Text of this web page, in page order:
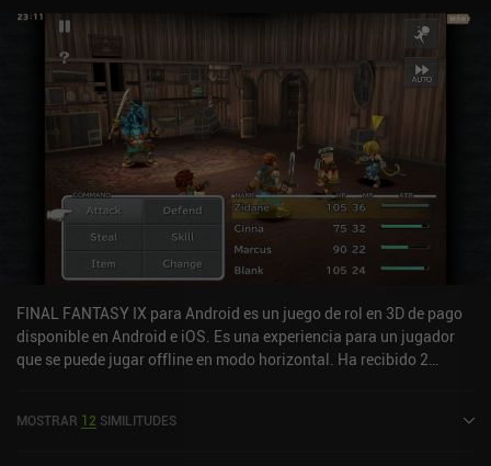
FINAL FANTASY IX para Android es un juego de rol en 3D de pago
disponible en Android e iOS. Es una experiencia para un jugador
que se puede jugar offline en modo horizontal. Ha recibido 2
valoración actual de 4,2 sobre 5,0 en Google Play y de 3,2 sobre 5,0
MOSTRAR 12 SIMILITUDES